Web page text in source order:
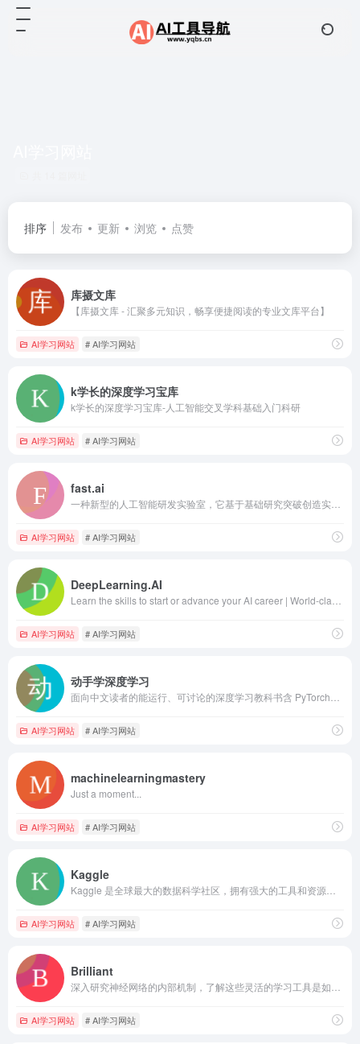
排序 发布 更新 浏览 点赞
库摄文库
【库摄文库 - 汇聚多元知识，畅享便捷阅读的专业文库平台】
AI学习网站 # AI学习网站
k学长的深度学习宝库
k学长的深度学习宝库-人工智能交叉学科基础入门科研
AI学习网站 # AI学习网站
fast.ai
AI学习网站 # AI学习网站
DeepLearning.AI
AI学习网站 # AI学习网站
动手学深度学习
AI学习网站 # AI学习网站
machinelearningmastery
Just a moment...
AI学习网站 # AI学习网站
Kaggle
AI学习网站 # AI学习网站
Brilliant
AI学习网站 # AI学习网站